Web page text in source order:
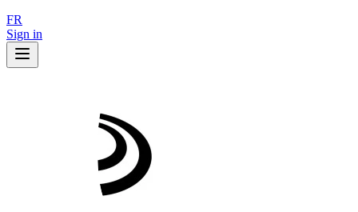
FR
Sign in